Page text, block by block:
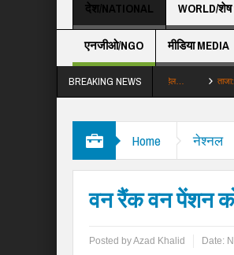
देश/NATIONAL WORLD/शेष
एनजीओ/NGO मीडिया MEDIA
BREAKING NEWS
लेवल पर शुरू हुआ छात्र प्रोटेस्ट लेकिन हिल… ताजा: ट्रेंट
Home नेश्नल
वन रैंक वन पेंशन
Posted byAzad Khalid Date: